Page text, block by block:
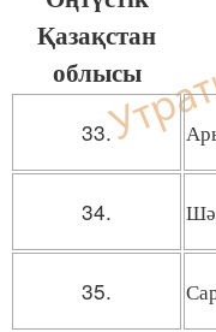
Қазақстан
облысы
33.
34.
35.